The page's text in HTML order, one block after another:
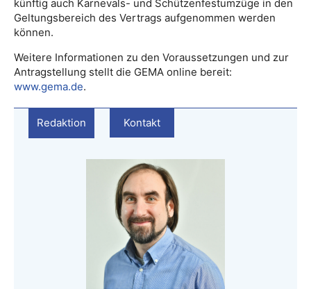
künftig auch Karnevals- und Schützenfestumzüge in den
Geltungsbereich des Vertrags aufgenommen werden
können.
Weitere Informationen zu den Voraussetzungen und zur
Antragstellung stellt die GEMA online bereit:
www.gema.de.
Redaktion Kontakt